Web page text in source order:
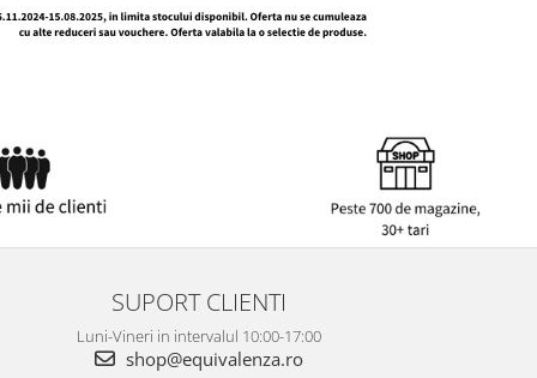
SUPORT CLIENTI
Luni-Vineri in intervalul 10:00-17:00
shop@equivalenza.ro